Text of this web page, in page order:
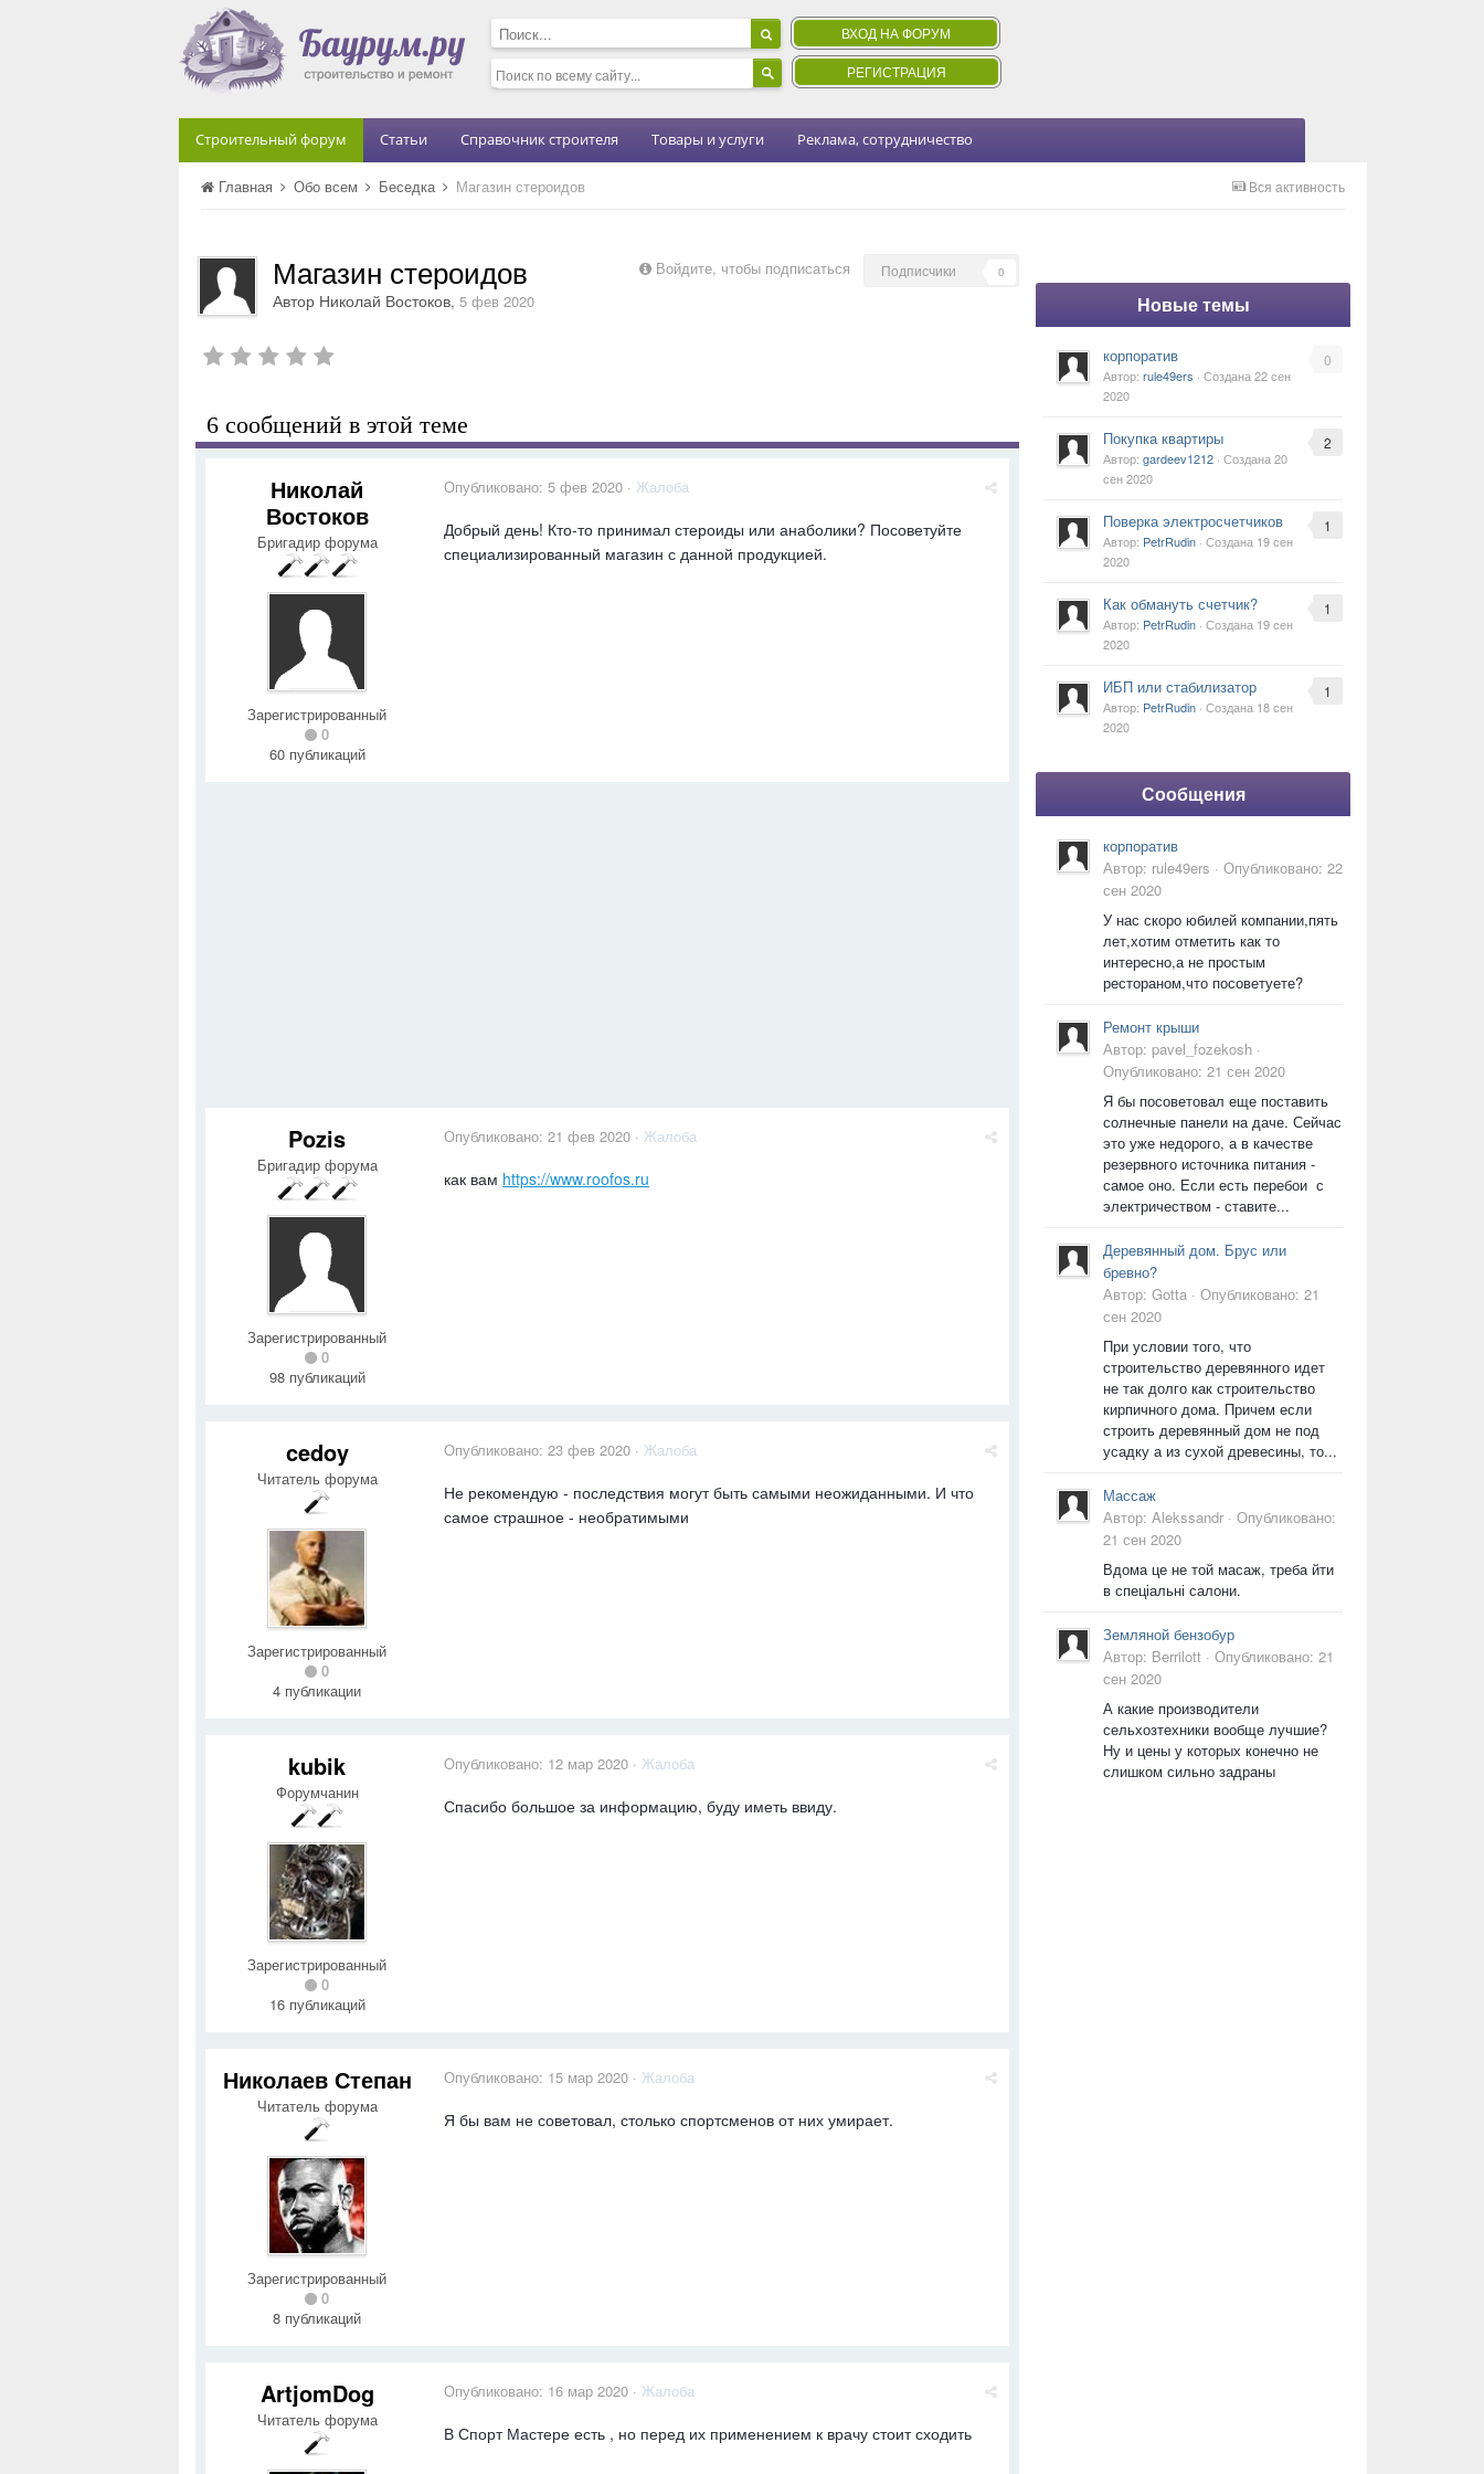
ВХОД НА ФОРУМ
РЕГИСТРАЦИЯ
Строительный форум Статьи Справочник строителя Товары и услуги Реклама, сотрудничество
Вся активность
Главная Обо всем Беседка Магазин стероидов
Войдите, чтобы подписаться Подписчики 0
Магазин стероидов
Автор Николай Востоков, 5 фев 2020
6 сообщений в этой теме
Николай
Востоков
Бригадир форума
Зарегистрированный
0
60 публикаций
Опубликовано: 5 фев 2020 · Жалоба
Добрый день! Кто-то принимал стероиды или анаболики? Посоветуйте
специализированный магазин с данной продукцией.
Pozis
Бригадир форума
Зарегистрированный
0
98 публикаций
Опубликовано: 21 фев 2020 · Жалоба
как вам https://www.roofos.ru
cedoy
Читатель форума
Зарегистрированный
0
4 публикации
Опубликовано: 23 фев 2020 · Жалоба
Не рекомендую - последствия могут быть самыми неожиданными. И что
самое страшное - необратимыми
kubik
Форумчанин
Зарегистрированный
0
16 публикаций
Опубликовано: 12 мар 2020 · Жалоба
Спасибо большое за информацию, буду иметь ввиду.
Николаев Степан
Читатель форума
Зарегистрированный
0
8 публикаций
Опубликовано: 15 мар 2020 · Жалоба
Я бы вам не советовал, столько спортсменов от них умирает.
ArtjomDog
Читатель форума
Опубликовано: 16 мар 2020 · Жалоба
В Спорт Мастере есть , но перед их применением к врачу стоит сходить
Новые темы
0
корпоратив
Автор: rule49ers · Создана22 сен
2020
2
Покупка квартиры
Автор: gardeev1212 · Создана20
сен 2020
1
Поверка электросчетчиков
Автор: PetrRudin · Создана 19 сен
2020
1
Как обмануть счетчик?
Автор: PetrRudin · Создана 19 сен
2020
1
ИБП или стабилизатор
Автор: PetrRudin · Создана 18 сен
2020
Сообщения
корпоратив
Автор: rule49ers · Опубликовано: 22
сен 2020
У нас скоро юбилей компании,пять
лет,хотим отметить как то
интересно,а не простым
рестораном,что посоветуете?
Ремонт крыши
Автор: pavel_fozekosh ·
Опубликовано: 21 сен 2020
Я бы посоветовал еще поставить
солнечные панели на даче. Сейчас
это уже недорого, а в качестве
резервного источника питания -
самое оно. Если есть перебои с
электричеством - ставите...
Деревянный дом. Брус или
бревно?
Автор: Gotta · Опубликовано: 21
сен 2020
При условии того, что
строительство деревянного идет
не так долго как строительство
кирпичного дома. Причем если
строить деревянный дом не под
усадку а из сухой древесины, то...
Массаж
Автор: Alekssandr · Опубликовано:
21 сен 2020
Вдома це не той масаж, треба йти
в спеціальні салони.
Земляной бензобур
Автор: Berrilott · Опубликовано: 21
сен 2020
А какие производители
сельхозтехники вообще лучшие?
Ну и цены у которых конечно не
слишком сильно задраны